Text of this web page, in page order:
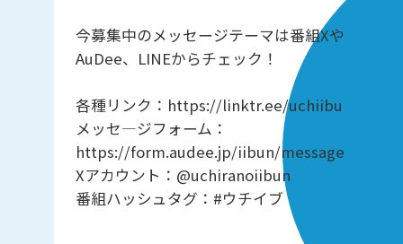
今募集中のメッセージテーマは番組Xや
AuDee、LINEからチェック！
各種リンク：https://linktr.ee/uchiibu
メッセ―ジフォーム：
https://form.audee.jp/iibun/message
Xアカウント：@uchiranoiibun
番組ハッシュタグ：#ウチイブ